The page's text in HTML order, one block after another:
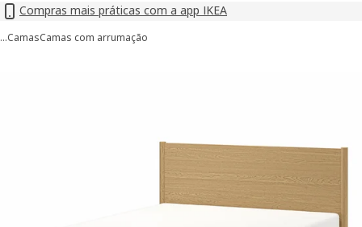
Compras mais práticas com a app IKEA
…CamasCamas com arrumação